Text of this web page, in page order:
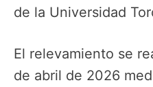
de la Universidad
El relevamiento se
de abril de 2026